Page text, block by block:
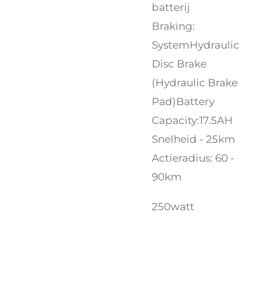
batterij
Braking:
SystemHydraulic
Disc Brake
(Hydraulic Brake
Pad)Battery
Capacity:17.5AH
Snelheid - 25km
Actieradius: 60 -
90km
250watt